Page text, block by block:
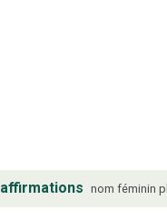
affirmations nom féminin